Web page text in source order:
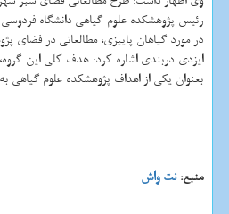
رئیس پژوهشكده علوم گیاهی دانشگاه
در مورد گیاهان پاییزی، مطالعاتی در فضای
ایزدی دربندی اشاره كرد: هدف كلی این
بعنوان یكی از اهداف پژوهشكده علوم گیاهی
منبع:نت واش